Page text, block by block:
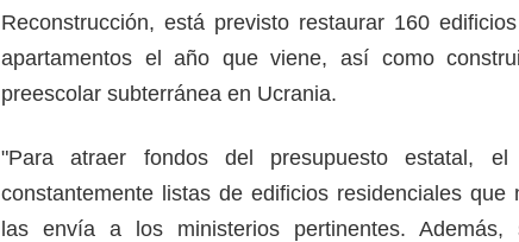
Reconstrucción, está previsto restaurar 160
apartamentos el año que viene, así como
preescolar subterránea en Ucrania.
"Para atraer fondos del presupuesto estatal, el
constantemente listas de edificios residenciales que
las envía a los ministerios pertinentes. Además,